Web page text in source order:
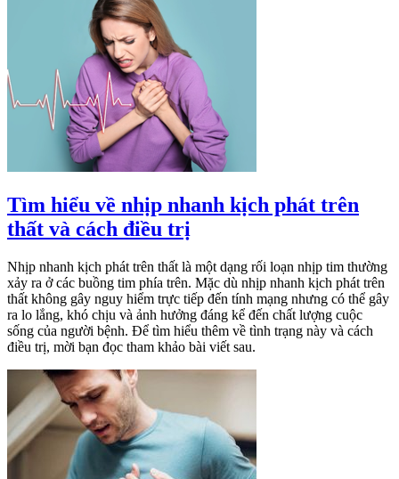
Tìm hiểu về nhịp nhanh kịch phát trên
thất và cách điều trị
Nhịp nhanh kịch phát trên thất là một dạng rối loạn nhịp tim thường
xảy ra ở các buồng tim phía trên. Mặc dù nhịp nhanh kịch phát trên
thất không gây nguy hiểm trực tiếp đến tính mạng nhưng có thể gây
ra lo lắng, khó chịu và ảnh hưởng đáng kể đến chất lượng cuộc
sống của người bệnh. Để tìm hiểu thêm về tình trạng này và cách
điều trị, mời bạn đọc tham khảo bài viết sau.